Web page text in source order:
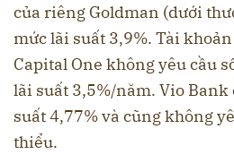
của riêng Goldman (dưới
mức lãi suất 3,9%. Tài
Capital One không yêu cầu
lãi suất 3,5%/năm. Vio Bank
suất 4,77% và cũng không
thiểu.